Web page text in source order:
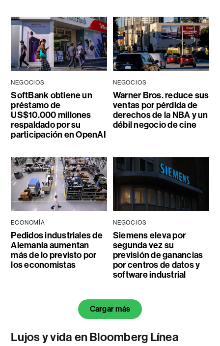
NEGOCIOS
SoftBank obtiene un
préstamo de
US$10.000 millones
respaldado por su
participación en OpenAI
NEGOCIOS
Warner Bros. reduce sus
ventas por pérdida de
derechos de la NBA y un
débil negocio de cine
ECONOMÍA
Pedidos industriales de
Alemania aumentan
más de lo previsto por
los economistas
NEGOCIOS
Siemens eleva por
segunda vez su
previsión de ganancias
por centros de datos y
software industrial
Cargar más
Lujos y vida en Bloomberg Línea